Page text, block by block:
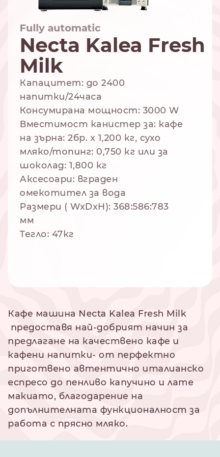
NESPRESSO
СТАНДАРТ
DOLCE GUSTO
Fully automatic
Necta Kalea Fresh
Milk
Капацитет: до 2400
напитки/24часа
Консумирана мощност: 3000 W
Вместимост канистер за: кафе
на зърна: 2бр. х 1,200 кг, сухо
мляко/топинг: 0,750 кг или за
шоколад: 1,800 кг
Аксесоари: вграден
омекотител за вода
Размери ( WxDxH): 368:586:783
мм
Тегло: 47кг
Кафе машина Necta Kalea Fresh Milk
предоставя най-добрият начин за
предлагане на качествено кафе и
кафени напитки- от перфектно
приготвено автентично италианско
еспресо до пенливо капучино и лате
макиато, благодарение на
допълнителната функционалност за
работа с прясно мляко.